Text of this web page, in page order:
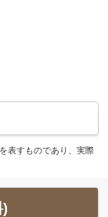
表すものであり、実際